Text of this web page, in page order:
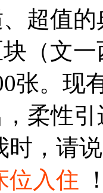
超值
（文
张。现
柔性
时，请
位入住